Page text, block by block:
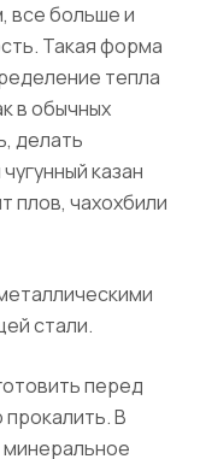
все больше и
Такая форма
тепла
в обычных
делать
казан
плов, чахохбили
стали.
перед
В